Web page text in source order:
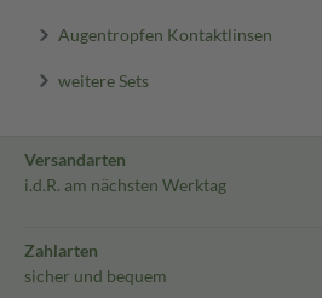
Augentropfen Kontaktlinsen
weitere Sets
Versandarten
i.d.R. am nächsten Werktag
Zahlarten
sicher und bequem